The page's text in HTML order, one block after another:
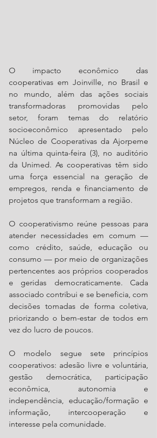
O impacto econômico das
cooperativas em Joinville, no Brasil e
no mundo, além das ações sociais
transformadoras promovidas pelo
setor, foram temas do relatório
socioeconômico apresentado pelo
Núcleo de Cooperativas da Ajorpeme
na última quinta-feira (3), no auditório
da Unimed. As cooperativas têm sido
uma força essencial na geração de
empregos, renda e financiamento de
projetos que transformam a região.
O cooperativismo reúne pessoas para
atender necessidades em comum —
como crédito, saúde, educação ou
consumo — por meio de organizações
pertencentes aos próprios cooperados
e geridas democraticamente. Cada
associado contribui e se beneficia, com
decisões tomadas de forma coletiva,
priorizando o bem-estar de todos em
vez do lucro de poucos.
O modelo segue sete princípios
cooperativos: adesão livre e voluntária,
gestão democrática, participação
econômica, autonomia e
independência, educação/formação e
informação, intercooperação e
interesse pela comunidade.